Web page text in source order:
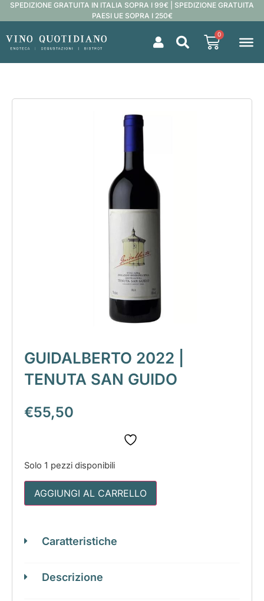
SPEDIZIONE GRATUITA IN ITALIA SOPRA I 99€ | SPEDIZIONE GRATUITA
PAESI UE SOPRA I 250€
0
GUIDALBERTO 2022 |
TENUTA SAN GUIDO
€55,50
Solo 1 pezzi disponibili
AGGIUNGI AL CARRELLO
Caratteristiche
Descrizione